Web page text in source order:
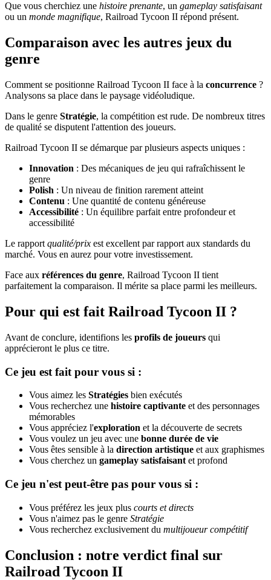
Que vous cherchiez une histoire prenante, un gameplay satisfaisant
ou un monde magnifique, Railroad Tycoon II répond présent.
Comparaison avec les autres jeux du
genre
Comment se positionne Railroad Tycoon II face à la concurrence ?
Analysons sa place dans le paysage vidéoludique.
Dans le genre Stratégie, la compétition est rude. De nombreux titres
de qualité se disputent l'attention des joueurs.
Railroad Tycoon II se démarque par plusieurs aspects uniques :
Innovation : Des mécaniques de jeu qui rafraîchissent le
genre
Polish : Un niveau de finition rarement atteint
Contenu : Une quantité de contenu généreuse
Accessibilité : Un équilibre parfait entre profondeur et
accessibilité
Le rapport qualité/prix est excellent par rapport aux standards du
marché. Vous en aurez pour votre investissement.
Face aux références du genre, Railroad Tycoon II tient
parfaitement la comparaison. Il mérite sa place parmi les meilleurs.
Pour qui est fait Railroad Tycoon II ?
Avant de conclure, identifions les profils de joueurs qui
apprécieront le plus ce titre.
Ce jeu est fait pour vous si :
Vous aimez les Stratégies bien exécutés
Vous recherchez une histoire captivante et des personnages
mémorables
Vous appréciez l'exploration et la découverte de secrets
Vous voulez un jeu avec une bonne durée de vie
Vous êtes sensible à la direction artistique et aux graphismes
Vous cherchez un gameplay satisfaisant et profond
Ce jeu n'est peut-être pas pour vous si :
Vous préférez les jeux plus courts et directs
Vous n'aimez pas le genre Stratégie
Vous recherchez exclusivement du multijoueur compétitif
Conclusion : notre verdict final sur
Railroad Tycoon II